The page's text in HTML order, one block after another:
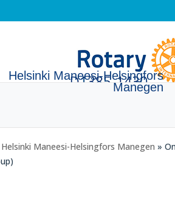
Helsinki Maneesi-Helsingfors
Manegen
Helsinki Maneesi-Helsingfors Manegen »